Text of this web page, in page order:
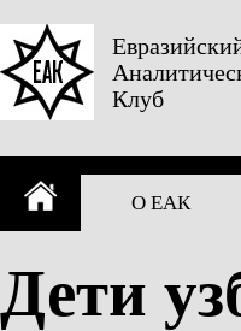
to
content
Клуб
О ЕАК
Дети